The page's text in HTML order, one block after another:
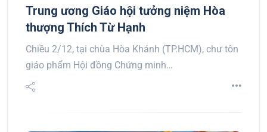
Trung ương Giáo hội tưởng niệm Hòa
thượng Thích Từ Hạnh
Chiều 2/12, tại chùa Hòa Khánh (TP.HCM), chư tôn
giáo phẩm Hội đồng Chứng minh…